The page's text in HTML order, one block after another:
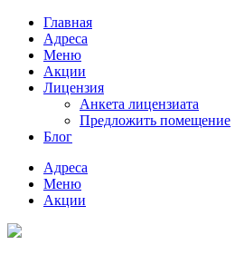
Главная
Адреса
Меню
Акции
Лицензия
Анкета лицензиата
Предложить помещение
Блог
Адреса
Меню
Акции